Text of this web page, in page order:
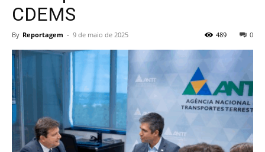
CDEMS
By Reportagem - 9 de maio de 2025 0
489